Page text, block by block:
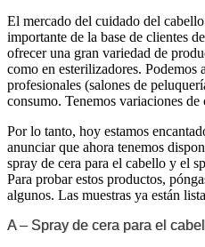
El mercado del cuidado del
importante de la base de clientes
ofrecer una gran variedad de
como en esterilizadores. Podemos
profesionales (salones de
consumo. Tenemos variaciones de
Por lo tanto, hoy estamos
anunciar que ahora tenemos
spray de cera para el cabello y el
Para probar estos productos,
algunos. Las muestras ya están
A – Spray de cera para el